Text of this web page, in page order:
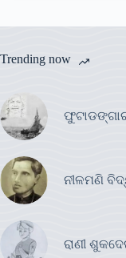
Trending now
ନୀଳମଣି
ରାଣୀ